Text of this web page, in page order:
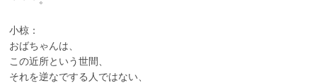
小椋：
おばちゃんは、
この近所という世間、
それを逆なでする人ではない、